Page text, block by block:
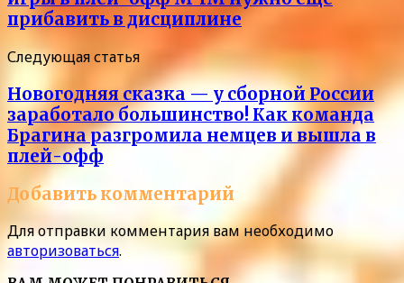
прибавить в дисциплине
Следующая статья
Новогодняя сказка — у сборной России
заработало большинство! Как команда
Брагина разгромила немцев и вышла в
плей-офф
Добавить комментарий
Для отправки комментария вам необходимо
авторизоваться.